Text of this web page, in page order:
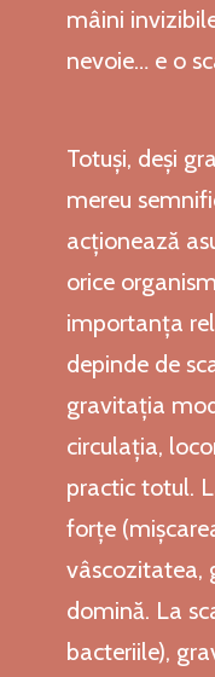
mâini
nevoie… e o
Totuși, deși
mereu
acționează
orice
importanța
depinde de
gravitația
circulația,
practic totul.
forțe
vâscozitatea,
domină. La
bacteriile),